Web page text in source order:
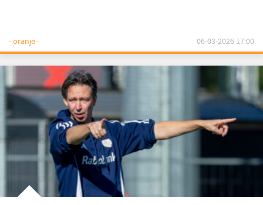
- oranje - 06-03-2026 17:00